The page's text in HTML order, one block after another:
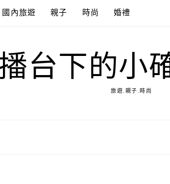
國內旅遊 親子 時尚 婚禮
台下的小
旅遊.親子.時尚